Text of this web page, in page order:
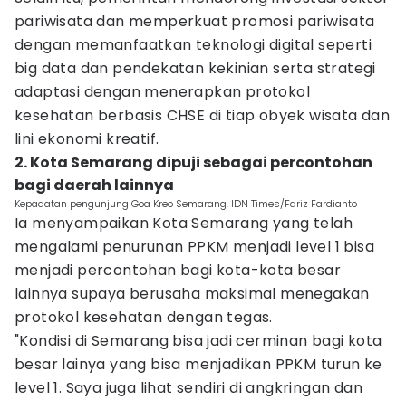
pariwisata dan memperkuat promosi pariwisata
dengan memanfaatkan teknologi digital seperti
big data dan pendekatan kekinian serta strategi
adaptasi dengan menerapkan protokol
kesehatan berbasis CHSE di tiap obyek wisata dan
lini ekonomi kreatif.
2. Kota Semarang dipuji sebagai percontohan
bagi daerah lainnya
Kepadatan pengunjung Goa Kreo Semarang. IDN Times/Fariz Fardianto
Ia menyampaikan Kota Semarang yang telah
mengalami penurunan PPKM menjadi level 1 bisa
menjadi percontohan bagi kota-kota besar
lainnya supaya berusaha maksimal menegakan
protokol kesehatan dengan tegas.
"Kondisi di Semarang bisa jadi cerminan bagi kota
besar lainya yang bisa menjadikan PPKM turun ke
level 1. Saya juga lihat sendiri di angkringan dan